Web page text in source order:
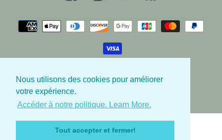
Nous utilisons des cookies pour améliorer
votre expérience.
Accéder à notre politique. Learn More.
Tout accepter et fermer!
Zahlungsarten
© 2026,Les Babygators
Nutzen